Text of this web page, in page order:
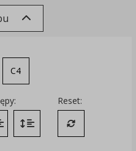
C4
odstęp między literami
Zmień interlinię i margines
Reset:
Przywróć